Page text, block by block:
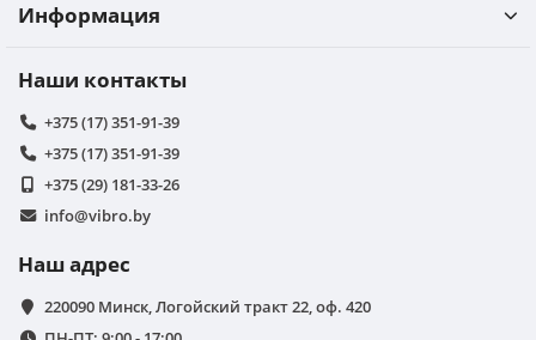
Информация
Наши контакты
+375 (17) 351-91-39
+375 (17) 351-91-39
+375 (29) 181-33-26
info@vibro.by
Наш адрес
220090 Минск, Логойский тракт 22, оф. 420